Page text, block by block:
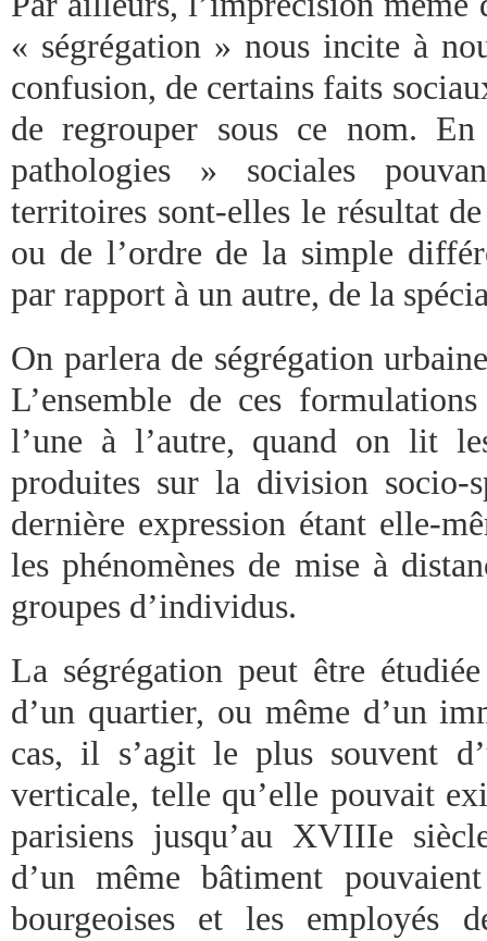
« ségrégation » nous incite à
confusion, de certains faits
de regrouper sous ce nom.
pathologies » sociales
territoires sont-elles le résultat
ou de l’ordre de la simple
par rapport à un autre, de la
On parlera de ségrégation
L’ensemble de ces
l’une à l’autre, quand on lit
produites sur la division socio-
dernière expression étant elle-
les phénomènes de mise à
groupes d’individus.
La ségrégation peut être
d’un quartier, ou même d’un
cas, il s’agit le plus souvent
verticale, telle qu’elle pouvait
parisiens jusqu’au XVIIIe
d’un même bâtiment
bourgeoises et les employés